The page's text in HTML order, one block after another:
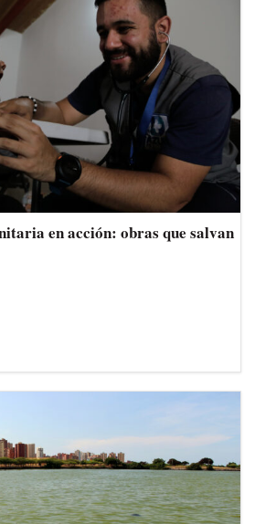
en acción: obras que salvan